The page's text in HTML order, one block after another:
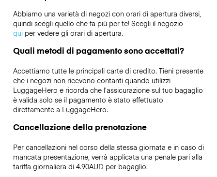
Abbiamo una varietà di negozi con orari di apertura diversi,
quindi scegli quello che fa più per te! Scegli il negozio
quiper vedere gli orari di apertura.
Quali metodi di pagamento sono accettati?
Accettiamo tutte le principali carte di credito. Tieni presente
che i negozi non ricevono contanti quando utilizzi
LuggageHero e ricorda che l’assicurazione sul tuo bagaglio
è valida solo se il pagamento è stato effettuato
direttamente a LuggageHero.
Cancellazione della prenotazione
Per cancellazioni nel corso della stessa giornata e in caso di
mancata presentazione, verrà applicata una penale pari alla
tariffa giornaliera di 4.90AUD per bagaglio.